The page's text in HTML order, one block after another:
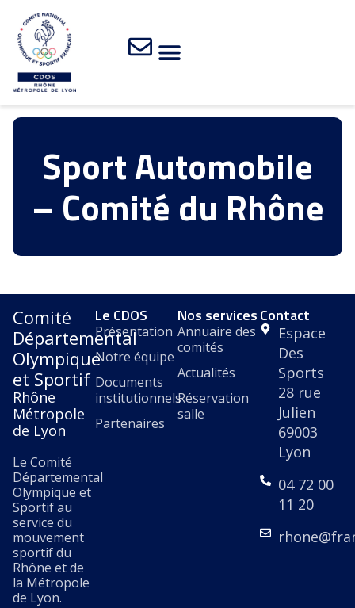
Sport Automobile
– Comité du Rhône
Comité
Départemental
Olympique
et Sportif
Rhône
Métropole
de Lyon
Le Comité
Départemental
Olympique et
Sportif au
service du
mouvement
sportif du
Rhône et de
la Métropole
de Lyon.
Le CDOS
Présentation
Notre équipe
Documents
institutionnels
Partenaires
Nos services
Annuaire des
comités
Actualités
Réservation
salle
Contact
Espace
Des
Sports
28 rue
Julien
69003
Lyon
04 72 00
11 20